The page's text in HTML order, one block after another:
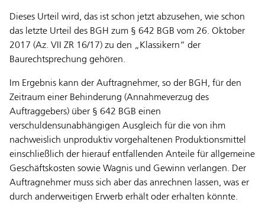
Dieses Urteil wird, das ist schon jetzt abzusehen, wie schon
das letzte Urteil des BGH zum § 642 BGB vom 26. Oktober
2017 (Az. VII ZR 16/17) zu den „Klassikern“ der
Baurechtsprechung gehören.
Im Ergebnis kann der Auftragnehmer, so der BGH, für den
Zeitraum einer Behinderung (Annahmeverzug des
Auftraggebers) über § 642 BGB einen
verschuldensunabhängigen Ausgleich für die von ihm
nachweislich unproduktiv vorgehaltenen Produktionsmittel
einschließlich der hierauf entfallenden Anteile für allgemeine
Geschäftskosten sowie Wagnis und Gewinn verlangen. Der
Auftragnehmer muss sich aber das anrechnen lassen, was er
durch anderweitigen Erwerb erhält oder erhalten könnte.